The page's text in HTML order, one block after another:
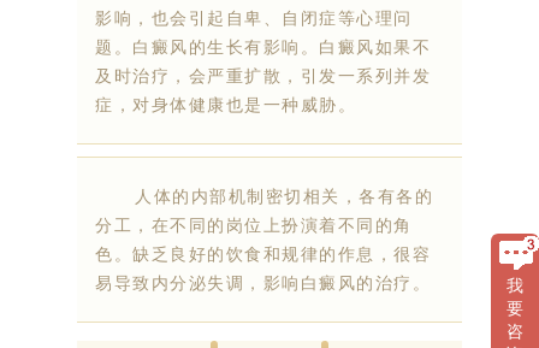
影响，也会引起自卑、自闭症等心理问
题。白癜风的生长有影响。白癜风如果不
及时治疗，会严重扩散，引发一系列并发
症，对身体健康也是一种威胁。
人体的内部机制密切相关，各有各的
分工，在不同的岗位上扮演着不同的角
色。缺乏良好的饮食和规律的作息，很容
易导致内分泌失调，影响白癜风的治疗。
我
要
咨